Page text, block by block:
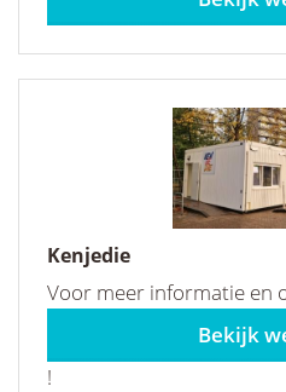
Kenjedie
Voor meer informatie en
!